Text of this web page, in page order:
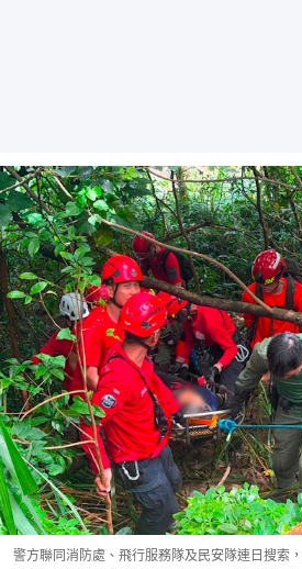
警方聯同消防處、飛行服務隊及民安隊連日搜索